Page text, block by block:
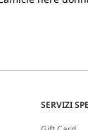
SERVIZI